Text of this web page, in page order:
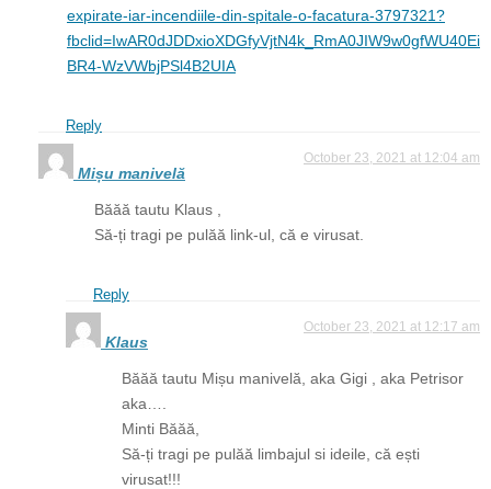
expirate-iar-incendiile-din-spitale-o-facatura-3797321?
fbclid=IwAR0dJDDxioXDGfyVjtN4k_RmA0JIW9w0gfWU40Ei
BR4-WzVWbjPSl4B2UIA
Reply
Mișu manivelă
October 23, 2021 at 12:04 am
Băăă tautu Klaus ,
Să-ți tragi pe pulăă link-ul, că e virusat.
Reply
Klaus
October 23, 2021 at 12:17 am
Băăă tautu Mișu manivelă, aka Gigi , aka Petrisor
aka….
Minti Băăă,
Să-ți tragi pe pulăă limbajul si ideile, că ești
virusat!!!